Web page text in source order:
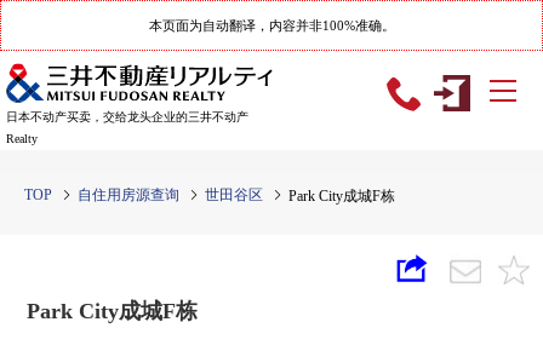
本页面为自动翻译，内容并非100%准确。
日本不动产买卖，交给龙头企业的三井不动产
Realty
TOP 自住用房源查询 世田谷区 Park City成城F栋
Park City成城F栋